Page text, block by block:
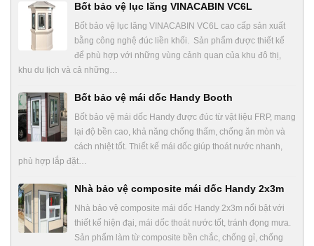
Bốt bảo vệ lục lăng VINACABIN VC6L
Bốt bảo vệ lục lăng VINACABIN VC6L cao cấp sản xuất
bằng công nghệ đúc liền khối. Sản phẩm được thiết kế
để phù hợp với những vùng cảnh quan của khu đô thị,
khu du lịch và cả những…
Bốt bảo vệ mái dốc Handy Booth
Bốt bảo vệ mái dốc Handy được đúc từ vật liệu FRP, mang
lại độ bền cao, khả năng chống thấm, chống ăn mòn và
cách nhiệt tốt. Thiết kế mái dốc giúp thoát nước nhanh,
phù hợp lắp đặt…
Nhà bảo vệ composite mái dốc Handy 2x3m
Nhà bảo vệ composite mái dốc Handy 2x3m nổi bật với
thiết kế hiện đại, mái dốc thoát nước tốt, tránh đọng mưa.
Sản phẩm làm từ composite bền chắc, chống gỉ, chống